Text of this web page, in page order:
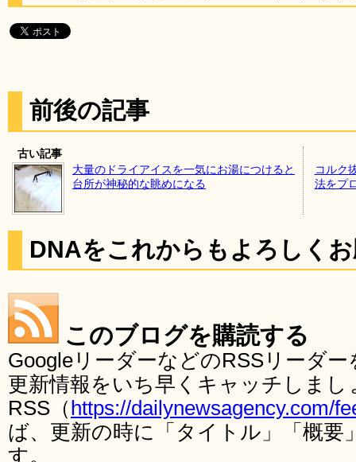
前後の記事
古い記事
大量のドライアイスを一気にお湯につけると
台所が神秘的な眺めになる
コルク
法をプ
DNAをこれからもよろしく
このブログを購読する
GoogleリーダーなどのRSSリーダ
更新情報をいち早くキャッチしま
RSS（ https://dailynewsagency.com/
ば、更新の時に「タイトル」「概要
す。